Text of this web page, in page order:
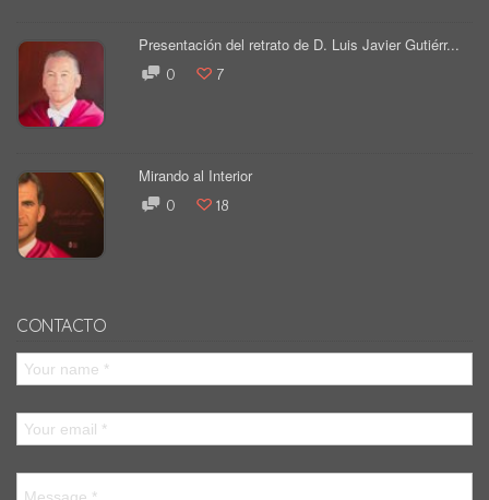
Presentación del retrato de D. Luis Javier Gutiérr...
0 7
Mirando al Interior
0 18
CONTACTO